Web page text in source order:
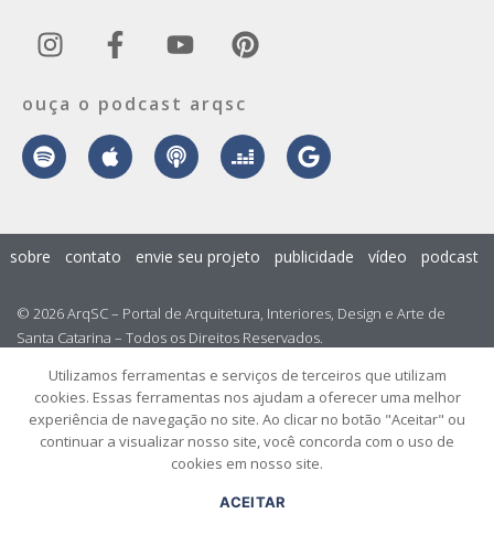
ouça o podcast arqsc
© 2026 ArqSC – Portal de Arquitetura, Interiores, Design e Arte de
Santa Catarina – Todos os Direitos Reservados.
sobre contato envie seu projeto publicidade vídeo podcast
Utilizamos ferramentas e serviços de terceiros que utilizam
cookies. Essas ferramentas nos ajudam a oferecer uma melhor
experiência de navegação no site. Ao clicar no botão "Aceitar" ou
continuar a visualizar nosso site, você concorda com o uso de
cookies em nosso site.
ACEITAR